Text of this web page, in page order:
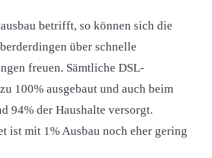
betrifft, so können sich die
über schnelle
freuen. Sämtliche DSL-
100% ausgebaut und auch beim
94% der Haushalte versorgt.
ist mit 1% Ausbau noch eher gering